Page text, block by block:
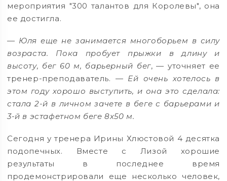
мероприятия "300 талантов для Королевы", она
ее достигла.
— Юля еще не занимается многоборьем в силу
возраста. Пока пробует прыжки в длину и
высоту, бег 60 м, барьерный бег, — уточняет ее
тренер-преподаватель. — Ей очень хотелось в
этом году хорошо выступить, и она это сделала:
стала 2-й в личном зачете в беге с барьерами и
3-й в эстафетном беге 8х50 м.
Сегодня у тренера Ирины Хлюстовой 4 десятка
подопечных. Вместе с Лизой хорошие
результаты в последнее время
продемонстрировали еще несколько человек,